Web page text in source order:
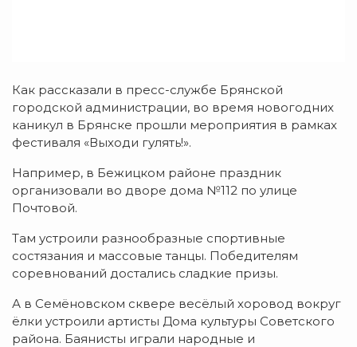
Как рассказали в пресс-службе Брянской
городской администрации, во время новогодних
каникул в Брянске прошли мероприятия в рамках
фестиваля «Выходи гулять!».
Например, в Бежицком районе праздник
организовали во дворе дома №112 по улице
Почтовой.
Там устроили разнообразные спортивные
состязания и массовые танцы. Победителям
соревнований достались сладкие призы.
А в Семёновском сквере весёлый хоровод вокруг
ёлки устроили артисты Дома культуры Советского
района. Баянисты играли народные и